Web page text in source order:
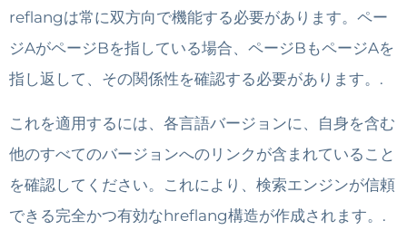
reflangは常に双方向で機能する必要があります。ペー
ジAがページBを指している場合、ページBもページAを
指し返して、その関係性を確認する必要があります。.
これを適用するには、各言語バージョンに、自身を含む
他のすべてのバージョンへのリンクが含まれていること
を確認してください。これにより、検索エンジンが信頼
できる完全かつ有効なhreflang構造が作成されます。.